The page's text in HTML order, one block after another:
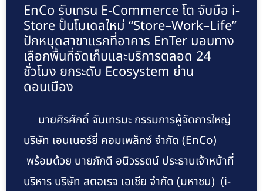
EnCo รับเทรน E-Commerce โต จับมือ i-
Store ปั้นโมเดลใหม่ “Store–Work–Life”
ปักหมุดสาขาแรกที่อาคาร EnTer มอบทาง
เลือกพื้นที่จัดเก็บและบริการตลอด 24
ชั่วโมง ยกระดับ Ecosystem ย่าน
ดอนเมือง
นายศิรศักดิ์ จันเทรมะ กรรมการผู้จัดการใหญ่
บริษัท เอนเนอร์ยี่ คอมเพล็กซ์ จำกัด (EnCo)
พร้อมด้วย นายภักดี อนิวรรตน์ ประธานเจ้าหน้าที่
บริหาร บริษัท สตอเรจ เอเชีย จำกัด (มหาชน) (i-